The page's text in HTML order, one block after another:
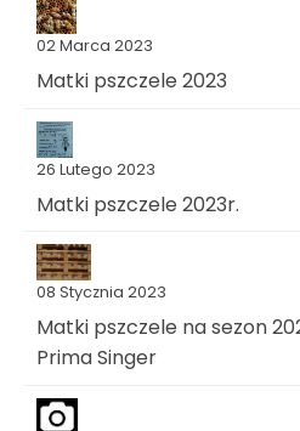
02 Marca 2023
Matki pszczele 2023
26 Lutego 2023
Matki pszczele 2023r.
08 Stycznia 2023
Matki pszczele na sezon
Prima Singer